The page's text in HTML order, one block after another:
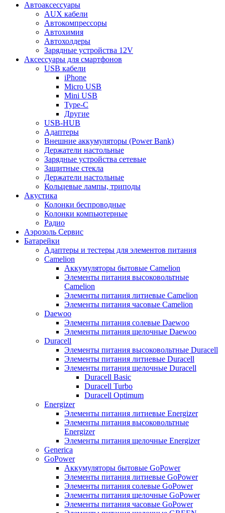
Автоаксессуары
AUX кабели
Автокомпрессоры
Автохимия
Автохолдеры
Зарядные устройства 12V
Аксессуары для смартфонов
USB кабели
iPhone
Micro USB
Mini USB
Type-C
Другие
USB-HUB
Адаптеры
Внешние аккумуляторы (Power Bank)
Держатели настольные
Зарядные устройства сетевые
Защитные стекла
Держатели настольные
Кольцевые лампы, триподы
Акустика
Колонки беспроводные
Колонки компьютерные
Радио
Аэрозоль Сервис
Батарейки
Aдаптеры и тестеры для элементов питания
Camelion
Аккумуляторы бытовые Camelion
Элементы питания высоковольтные
Camelion
Элементы питания литиевые Camelion
Элементы питания часовые Camelion
Daewoo
Элементы питания солевые Daewoo
Элементы питания щелочные Daewoo
Duracell
Элементы питания высоковольтные Duracell
Элементы питания литиевые Duracell
Элементы питания щелочные Duracell
Duracell Basic
Duracell Turbo
Duracell Optimum
Energizer
Элементы питания литиевые Energizer
Элементы питания высоковольтные
Energizer
Элементы питания щелочные Energizer
Generica
GoPower
Аккумуляторы бытовые GoPower
Элементы питания литиевые GoPower
Элементы питания солевые GoPower
Элементы питания щелочные GoPower
Элементы питания часовые GoPower